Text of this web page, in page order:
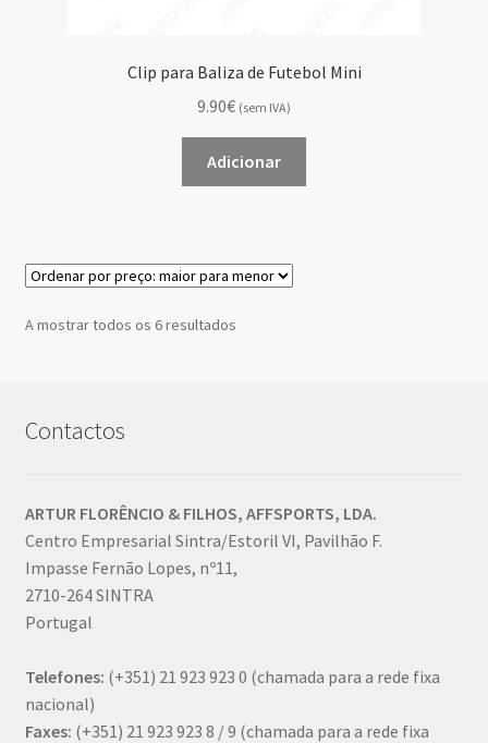
Clip para Baliza de Futebol Mini
9.90€ (sem IVA)
Adicionar
A mostrar todos os 6 resultadosOrdenado
Contactos
ARTUR FLORÊNCIO & FILHOS, AFFSPORTS, LDA.
Centro Empresarial Sintra/Estoril VI, Pavilhão F.
Impasse Fernão Lopes, nº11,
2710-264 SINTRA
Portugal
Telefones: (+351) 21 923 923 0 (chamada para a rede fixa
nacional)
Faxes: (+351) 21 923 923 8 / 9 (chamada para a rede fixa